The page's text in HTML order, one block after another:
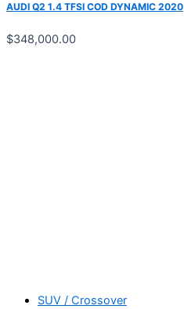
AUDI Q2 1.4 TFSI COD DYNAMIC 2020
$348,000.00
SUV / Crossover